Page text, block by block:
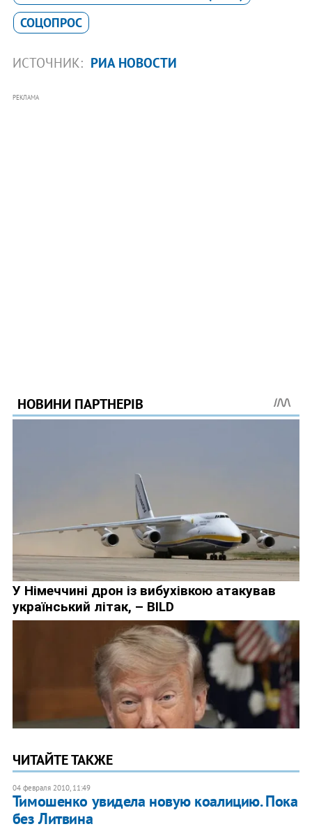
СОЦОПРОС
ИСТОЧНИК: РИА НОВОСТИ
РЕКЛАМА
ЧИТАЙТЕ ТАКЖЕ
04 февраля 2010, 11:49
Тимошенко увидела новую коалицию. Пока
без Литвина